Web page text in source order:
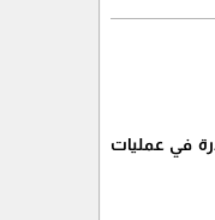
في عمليات